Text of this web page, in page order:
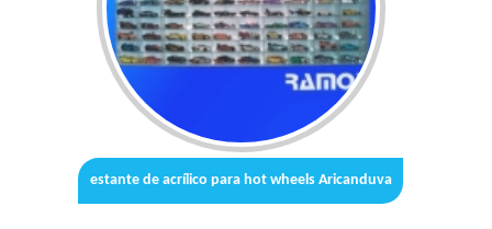
estante de acrílico para hot wheels Aricanduva